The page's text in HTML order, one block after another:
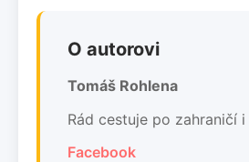
O autorovi
Tomáš Rohlena
Rád cestuje po zahraničí
Facebook